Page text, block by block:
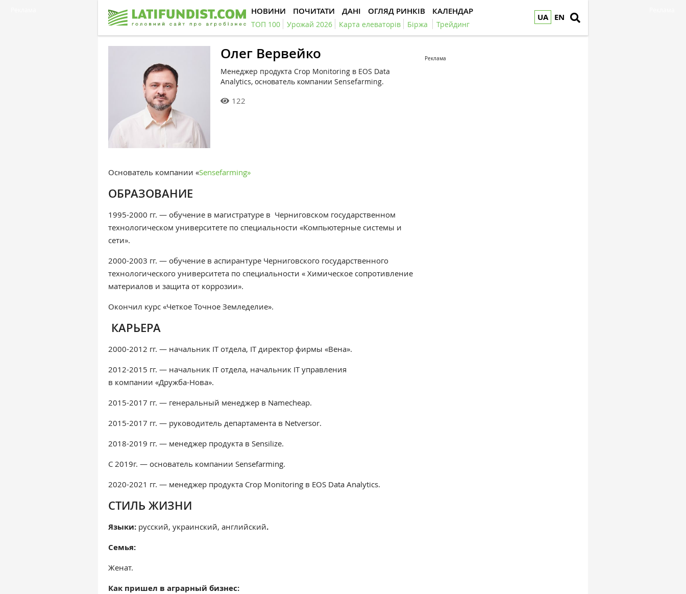
UA EN
НОВИНИ ПОЧИТАТИ ДАНІ ОГЛЯД РИНКІВ КАЛЕНДАР
ТОП 100 Урожай 2026 Карта елеваторів Біржа Трейдинг
Олег Вервейко
Менеджер продукта Crop Monitoring в EOS Data
Analytics, основатель компании Sensefarming.
122
Основатель компании «Sensefarming»
ОБРАЗОВАНИЕ
1995-2000 гг. — обучение в магистратуре в Черниговском государственном
технологическом университете по специальности «Компьютерные системы и
сети».
2000-2003 гг. — обучение в аспирантуре Черниговского государственного
технологического университета по специальности « Химическое сопротивление
материалов и защита от коррозии».
Окончил курс «Четкое Точное Земледелие».
КАРЬЕРА
2000-2012 гг. — начальник IТ отдела, IТ директор фирмы «Вена».
2012-2015 гг. — начальник IТ отдела, начальник IТ управления
в компании «Дружба-Нова».
2015-2017 гг. — генеральный менеджер в Namecheap.
2015-2017 гг. — руководитель департамента в Netversor.
2018-2019 гг. — менеджер продукта в Sensilize.
С 2019г. — основатель компании Sensefarming.
2020-2021 гг. — менеджер продукта Crop Monitoring в EOS Data Analytics.
СТИЛЬ ЖИЗНИ
Языки: русский, украинский, английский.
Семья:
Женат.
Как пришел в аграрный бизнес:
Реклама